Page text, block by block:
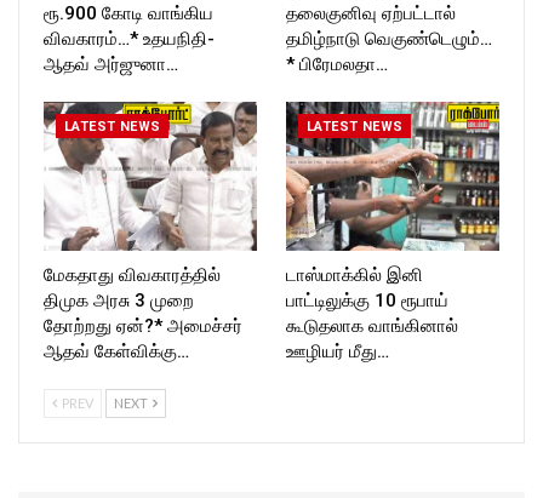
ரூ.900 கோடி வாங்கிய
விவகாரம்…* உதயநிதி-
ஆதவ் அர்ஜுனா…
தலைகுனிவு ஏற்பட்டால்
தமிழ்நாடு வெகுண்டெழும்…
* பிரேமலதா…
LATEST NEWS
மேகதாது விவகாரத்தில்
திமுக அரசு 3 முறை
தோற்றது ஏன்?* அமைச்சர்
ஆதவ் கேள்விக்கு…
LATEST NEWS
டாஸ்மாக்கில் இனி
பாட்டிலுக்கு 10 ரூபாய்
கூடுதலாக வாங்கினால்
ஊழியர் மீது…
PREV NEXT